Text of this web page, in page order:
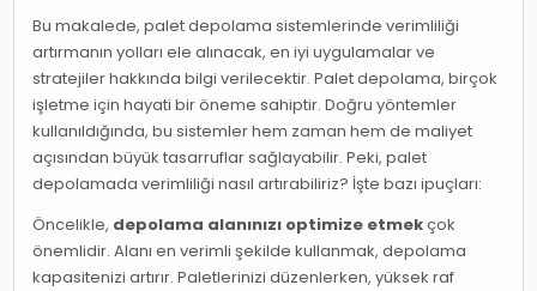
Bu makalede, palet depolama sistemlerinde verimliliği
artırmanın yolları ele alınacak, en iyi uygulamalar ve
stratejiler hakkında bilgi verilecektir. Palet depolama, birçok
işletme için hayati bir öneme sahiptir. Doğru yöntemler
kullanıldığında, bu sistemler hem zaman hem de maliyet
açısından büyük tasarruflar sağlayabilir. Peki, palet
depolamada verimliliği nasıl artırabiliriz? İşte bazı ipuçları:
Öncelikle, depolama alanınızı optimize etmekçok
önemlidir. Alanı en verimli şekilde kullanmak, depolama
kapasitenizi artırır. Paletlerinizi düzenlerken, yüksek raf